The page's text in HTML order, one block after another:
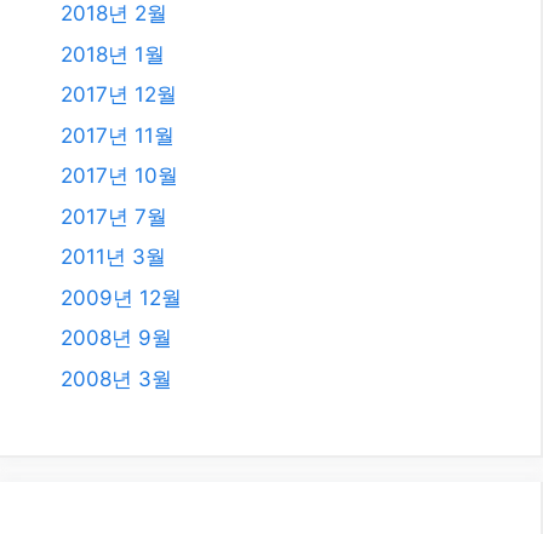
2018년 2월
2018년 1월
2017년 12월
2017년 11월
2017년 10월
2017년 7월
2011년 3월
2009년 12월
2008년 9월
2008년 3월